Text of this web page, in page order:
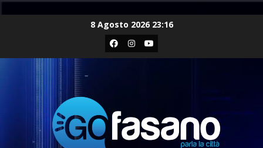
8 Agosto 2026 23:16
Facebook
Instagram
Youtube